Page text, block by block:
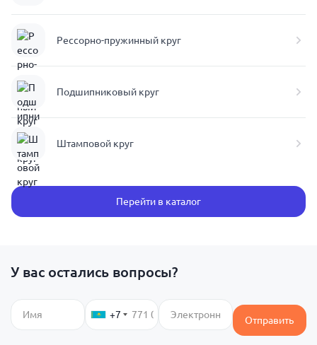
Рессорно-пружинный круг
Подшипниковый круг
Штамповой круг
Перейти в каталог
У вас остались вопросы?
+7 Отправить